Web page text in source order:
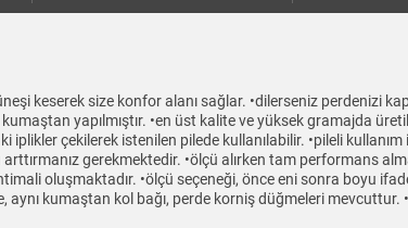
keserek size konfor alanı sağlar. •dilerseniz perdenizi
yapılmıştır. •en üst kalite ve yüksek gramajda
çekilerek istenilen pilede kullanılabilir. •pileli
gerekmektedir. •ölçü alırken tam performans
oluşmaktadır. •ölçü seçeneği, önce eni sonra boyu
kumaştan kol bağı, perde korniş düğmeleri mevcuttur.